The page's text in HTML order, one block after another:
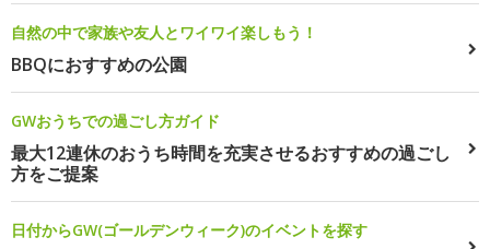
自然の中で家族や友人とワイワイ楽しもう！
BBQにおすすめの公園
GWおうちでの過ごし方ガイド
最大12連休のおうち時間を充実させるおすすめの過ごし
方をご提案
日付からGW(ゴールデンウィーク)のイベントを探す